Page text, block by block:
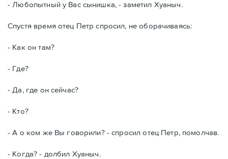
- Любопытный у Вас сынишка, - заметил Хуаныч.
Спустя время отец Петр спросил, не оборачиваясь:
- Как он там?
- Где?
- Да, где он сейчас?
- Кто?
- А о ком же Вы говорили? - спросил отец Петр, помолчав.
- Когда? - долбил Хуаныч.